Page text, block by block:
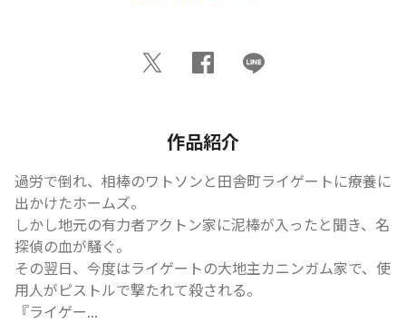
作品紹介
過労で倒れ、相棒のワトソンと田舎町ライゲートに療養に
出かけたホームズ。
しかし地元の有力者アクトン家に泥棒が入ったと聞き、名
探偵の血が騒ぐ。
その翌日、今度はライゲートの大地主カニンガム家で、使
用人がピストルで撃たれて殺される。
『ライゲー...